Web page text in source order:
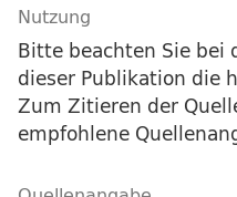
Nutzung
Bitte beachten Sie bei
dieser Publikation die
Zum Zitieren der
empfohlene